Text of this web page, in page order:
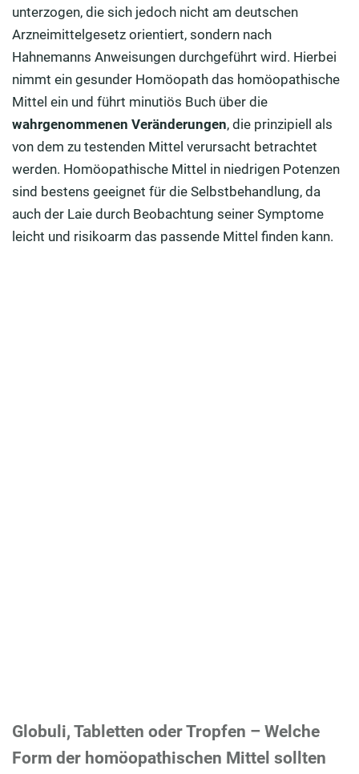
unterzogen, die sich jedoch nicht am deutschen
Arzneimittelgesetz orientiert, sondern nach
Hahnemanns Anweisungen durchgeführt wird. Hierbei
nimmt ein gesunder Homöopath das homöopathische
Mittel ein und führt minutiös Buch über die
wahrgenommenen Veränderungen, die prinzipiell als
von dem zu testenden Mittel verursacht betrachtet
werden. Homöopathische Mittel in niedrigen Potenzen
sind bestens geeignet für die Selbstbehandlung, da
auch der Laie durch Beobachtung seiner Symptome
leicht und risikoarm das passende Mittel finden kann.
Globuli, Tabletten oder Tropfen – Welche
Form der homöopathischen Mittel sollten